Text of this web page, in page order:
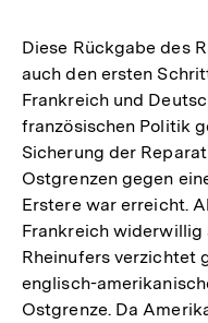
Diese Rückgabe des
auch den ersten
Frankreich und
französischen Politik
Sicherung der
Ostgrenzen gegen
Erstere war erreicht.
Frankreich widerwillig
Rheinufers verzichtet
englisch-
Ostgrenze. Da